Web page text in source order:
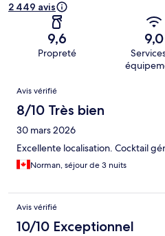
2 449 avis
9,6
Propreté
9,0
Avis
Avis vérifié
8/10 Très bien
30 mars 2026
Excellente localisation. Cocktail
Norman, séjour de 3 nuits
Avis vérifié
10/10 Exceptionnel